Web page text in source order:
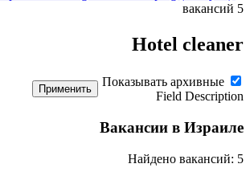
5 вакансий
Hotel cleaner
Показывать архивные
Field Description
Применить
Вакансии в Израиле
Найдено вакансий: 5